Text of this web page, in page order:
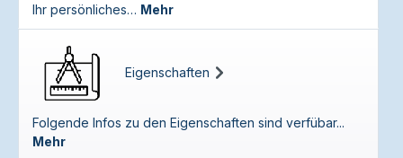
Ihr persönliches… Mehr
Eigenschaften
Folgende Infos zu den Eigenschaften sind verfübar...
Mehr